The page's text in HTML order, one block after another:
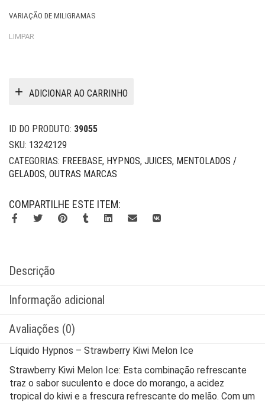
VARIAÇÃO DE MILIGRAMAS
LIMPAR
ADICIONAR AO CARRINHO
ID DO PRODUTO: 39055
SKU: 13242129
CATEGORIAS: FREEBASE, HYPNOS, JUICES, MENTOLADOS /
GELADOS, OUTRAS MARCAS
COMPARTILHE ESTE ITEM:
Descrição
Informação adicional
Avaliações (0)
Líquido Hypnos – Strawberry Kiwi Melon Ice
Strawberry Kiwi Melon Ice: Esta combinação refrescante
traz o sabor suculento e doce do morango, a acidez
tropical do kiwi e a frescura refrescante do melão. Com um